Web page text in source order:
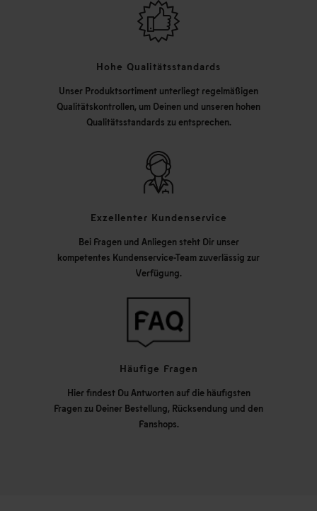
Hohe Qualitätsstandards
Unser Produktsortiment unterliegt regelmäßigen
Qualitätskontrollen, um Deinen und unseren hohen
Qualitätsstandards zu entsprechen.
Exzellenter Kundenservice
Bei Fragen und Anliegen steht Dir unser
kompetentes Kundenservice-Team zuverlässig zur
Verfügung.
Häufige Fragen
Hier findest Du Antworten auf die häufigsten
Fragen zu Deiner Bestellung, Rücksendung und den
Fanshops.